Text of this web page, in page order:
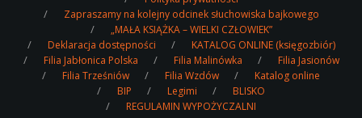
Zapraszamy na kolejny odcinek słuchowiska bajkowego
„MAŁA KSIĄŻKA – WIELKI CZŁOWIEK”
Deklaracja dostępności
KATALOG ONLINE (księgozbiór)
Filia Jabłonica Polska
Filia Malinówka
Filia Jasionów
Filia Trześniów
Filia Wzdów
Katalog online
BIP
Legimi
BLISKO
REGULAMIN WYPOŻYCZALNI